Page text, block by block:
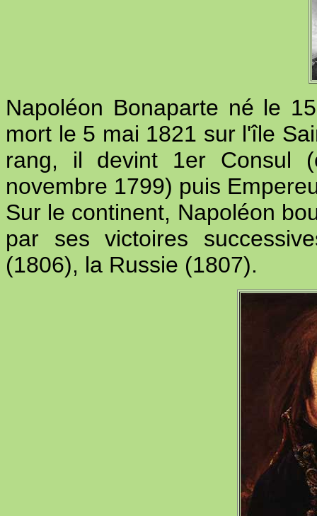
Napoléon Bonaparte né le
mort le 5 mai 1821 sur l'île
rang, il devint 1er Consul
novembre 1799) puis
Sur le continent, Napoléon
par ses victoires
(1806), la Russie (1807).